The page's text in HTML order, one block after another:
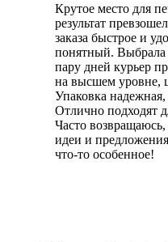
Крутое место для
результат
заказа быстрое и
понятный. Выбрала
пару дней курьер
на высшем уровне,
Упаковка
Отлично подходят
Часто возвращаюсь,
идеи и
что-то особенное!